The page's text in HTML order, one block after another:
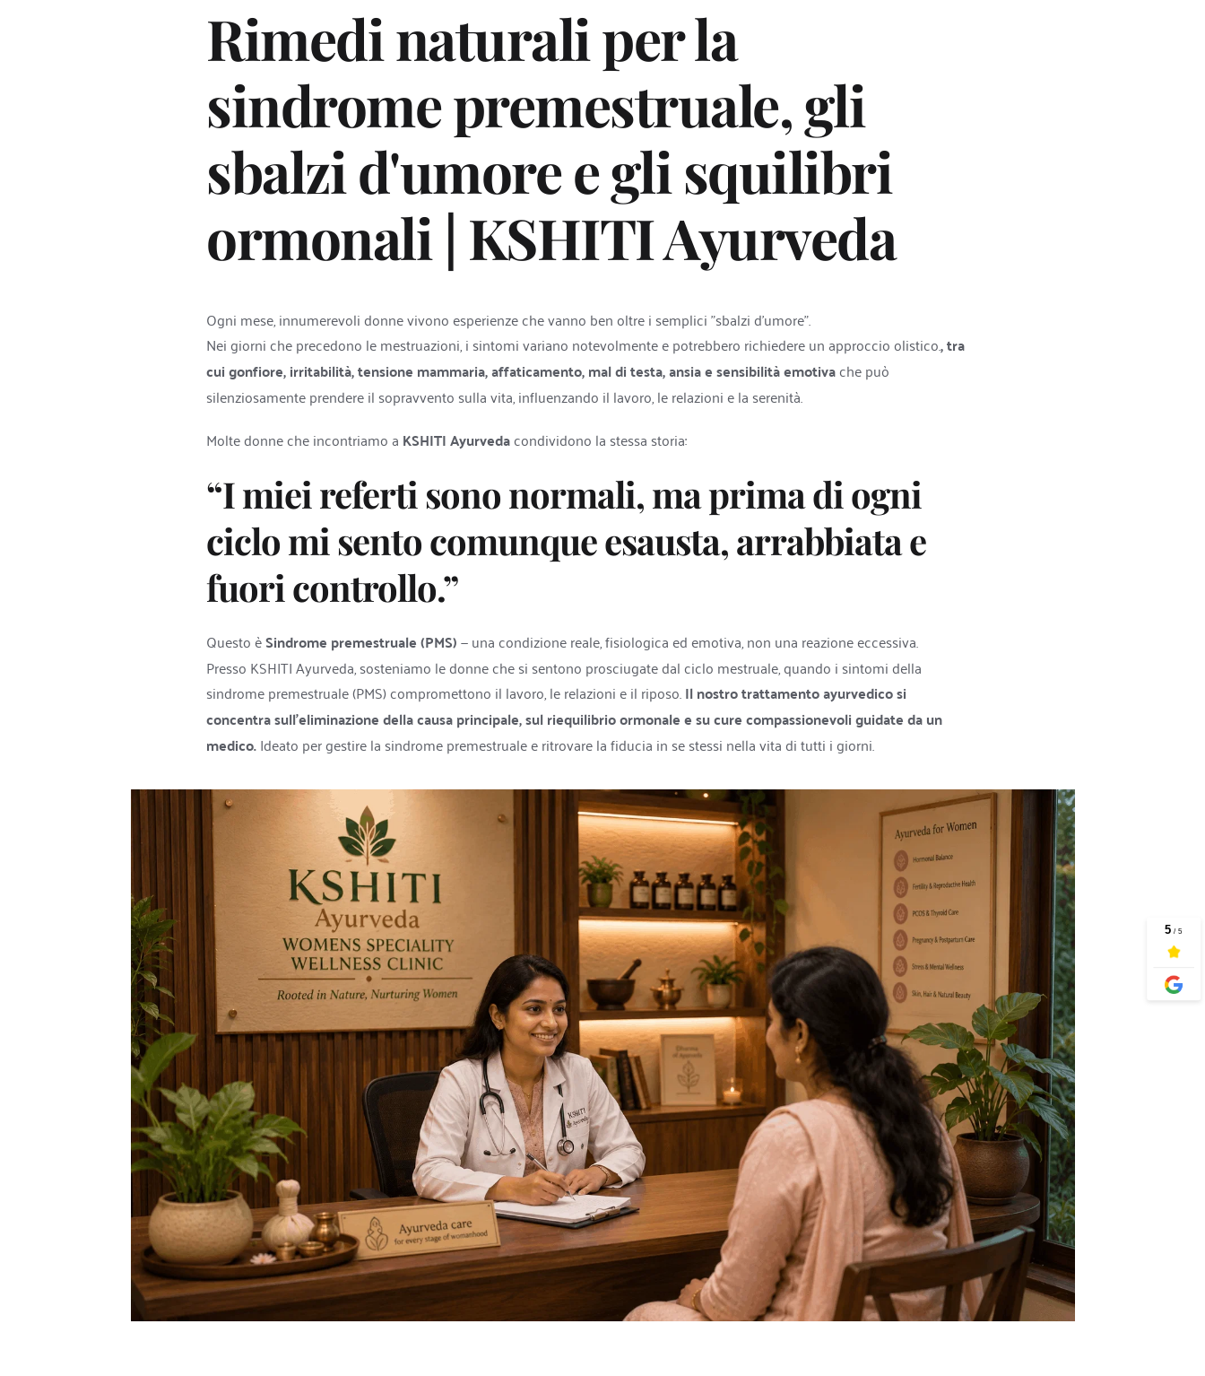
Rimedi naturali per la
sindrome premestruale, gli
sbalzi d'umore e gli squilibri
ormonali | KSHITI Ayurveda
Ogni mese, innumerevoli donne vivono esperienze che vanno ben oltre i semplici "sbalzi d'umore".
Nei giorni che precedono le mestruazioni, i sintomi variano notevolmente e potrebbero richiedere un approccio olistico., tra
cui gonfiore, irritabilità, tensione mammaria, affaticamento, mal di testa, ansia e sensibilità emotiva che può
silenziosamente prendere il sopravvento sulla vita, influenzando il lavoro, le relazioni e la serenità.
Molte donne che incontriamo a KSHITI Ayurveda condividono la stessa storia:
“I miei referti sono normali, ma prima di ogni
ciclo mi sento comunque esausta, arrabbiata e
fuori controllo.”
Questo è Sindrome premestruale (PMS) — una condizione reale, fisiologica ed emotiva, non una reazione eccessiva.
Presso KSHITI Ayurveda, sosteniamo le donne che si sentono prosciugate dal ciclo mestruale, quando i sintomi della
sindrome premestruale (PMS) compromettono il lavoro, le relazioni e il riposo. Il nostro trattamento ayurvedico si
concentra sull'eliminazione della causa principale, sul riequilibrio ormonale e su cure compassionevoli guidate da un
medico. Ideato per gestire la sindrome premestruale e ritrovare la fiducia in se stessi nella vita di tutti i giorni.